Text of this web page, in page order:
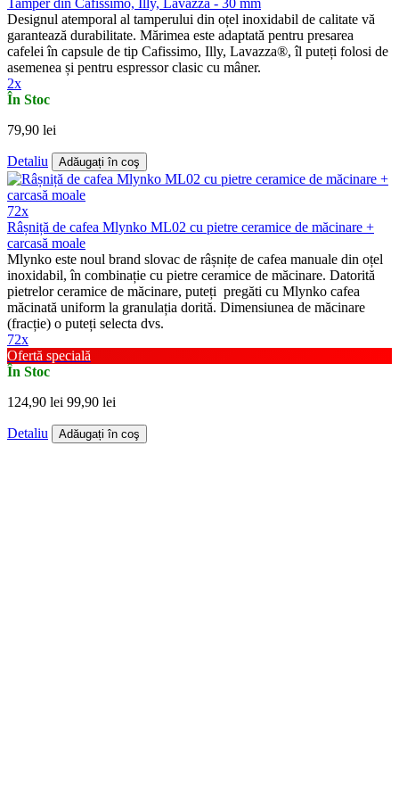
Tamper din Cafissimo, Illy, Lavazza - 30 mm
Designul atemporal al tamperului din oțel inoxidabil de calitate vă
garantează durabilitate. Mărimea este adaptată pentru presarea
cafelei în capsule de tip Cafissimo, Illy, Lavazza®, îl puteți folosi de
asemenea și pentru espressor clasic cu mâner.
2x
În Stoc
79,90 lei
Detaliu Adăugați în coş
72x
Râșniță de cafea Mlynko ML02 cu pietre ceramice de măcinare +
carcasă moale
Mlynko este noul brand slovac de râșnițe de cafea manuale din oțel
inoxidabil, în combinație cu pietre ceramice de măcinare. Datorită
pietrelor ceramice de măcinare, puteți pregăti cu Mlynko cafea
măcinată uniform la granulația dorită. Dimensiunea de măcinare
(fracție) o puteți selecta dvs.
72x
Ofertă specială
În Stoc
124,90 lei 99,90 lei
Detaliu Adăugați în coş